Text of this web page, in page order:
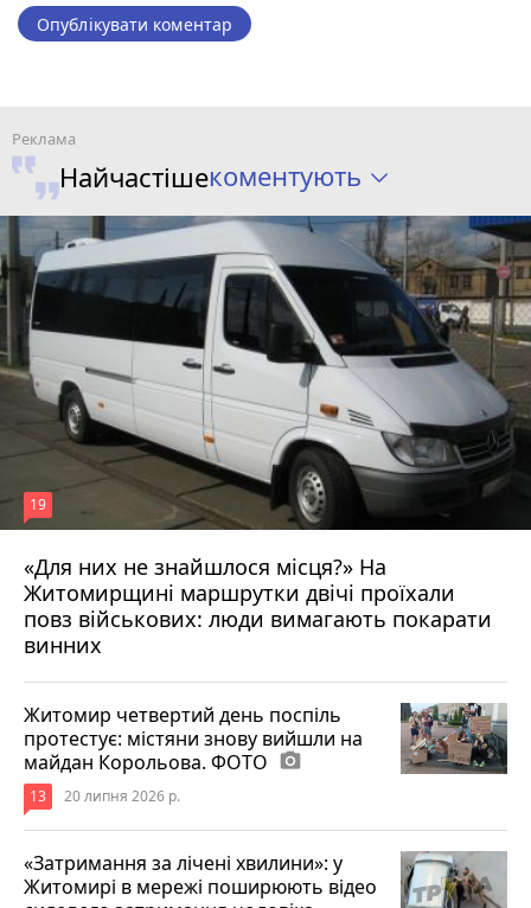
Опублікувати коментар
Найчастішекоментують
«Для них не знайшлося місця?» На
Житомирщині маршрутки двічі проїхали
повз військових: люди вимагають покарати
винних
19
17 липня 2026 р.
Житомир четвертий день поспіль
протестує: містяни знову вийшли на
майдан Корольова. ФОТО photo_camera
13 20 липня 2026 р.
«Затримання за лічені хвилини»: у
Житомирі в мережі поширюють відео